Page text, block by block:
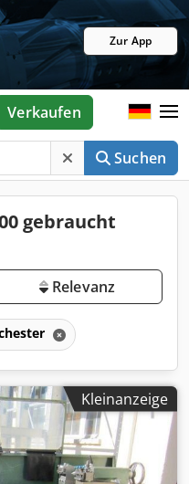
Zur App
Suchen
Verkaufen
gebraucht
Relevanz
Kleinanzeige